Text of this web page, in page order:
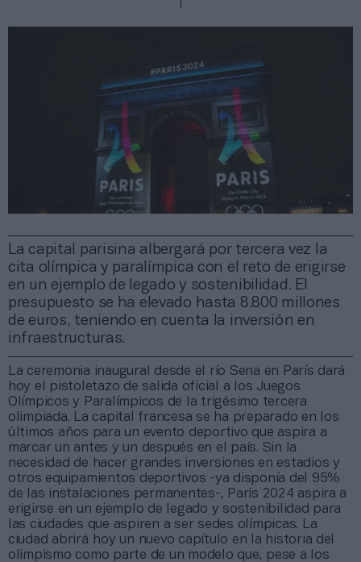
La capital parisina albergará por tercera vez la
cita olímpica y paralímpica con el reto de erigirse
en un ejemplo de legado y sostenibilidad. El
presupuesto se ha elevado hasta 8.800 millones
de euros, teniendo en cuenta la inversión en
infraestructuras.
La ceremonia inaugural desde el río Sena en París dará
hoy el pistoletazo de salida oficial a los Juegos
Olímpicos y Paralímpicos de la trigésimo tercera
olimpiada. La capital francesa se ha preparado en los
últimos años para un evento deportivo que aspira a
marcar un antes y un después en el país. Sin la
necesidad de hacer grandes inversiones en estadios y
otros equipamientos deportivos -ya disponía del 95%
de las instalaciones permanentes-, París 2024 aspira a
erigirse en un ejemplo de legado y sostenibilidad para
las ciudades que aspiren a ser sedes olímpicas. La
ciudad abrirá hoy un nuevo capítulo en la historia del
olimpismo como parte de un modelo que, pese a los